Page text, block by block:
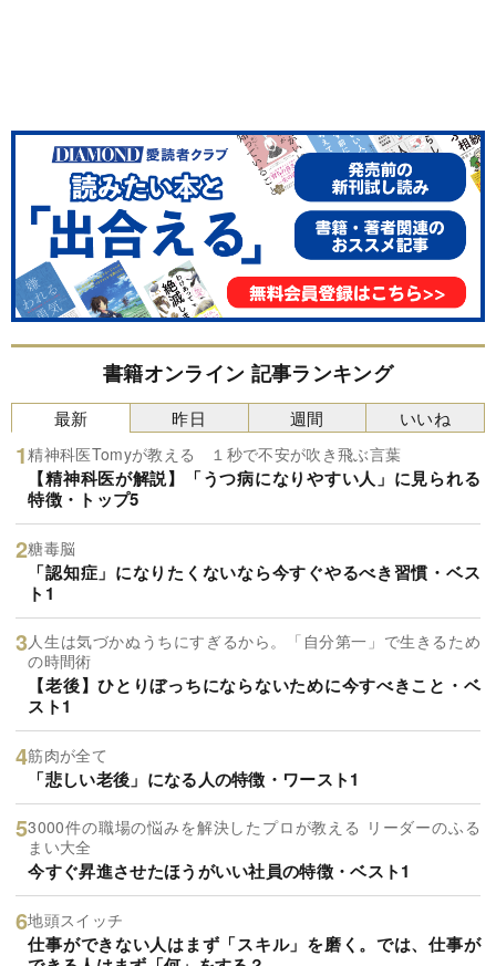
書籍オンライン 記事ランキング
最新
精神科医Tomyが教える １秒で不安が吹き飛ぶ言葉
【精神科医が解説】「うつ病になりやすい人」に見られる
特徴・トップ5
糖毒脳
「認知症」になりたくないなら今すぐやるべき習慣・ベス
ト1
人生は気づかぬうちにすぎるから。「自分第一」で生きるため
の時間術
【老後】ひとりぼっちにならないために今すべきこと・ベ
スト1
筋肉が全て
「悲しい老後」になる人の特徴・ワースト1
3000件の職場の悩みを解決したプロが教える リーダーのふる
まい大全
今すぐ昇進させたほうがいい社員の特徴・ベスト1
地頭スイッチ
仕事ができない人はまず「スキル」を磨く。では、仕事が
昨日 週間 いいね